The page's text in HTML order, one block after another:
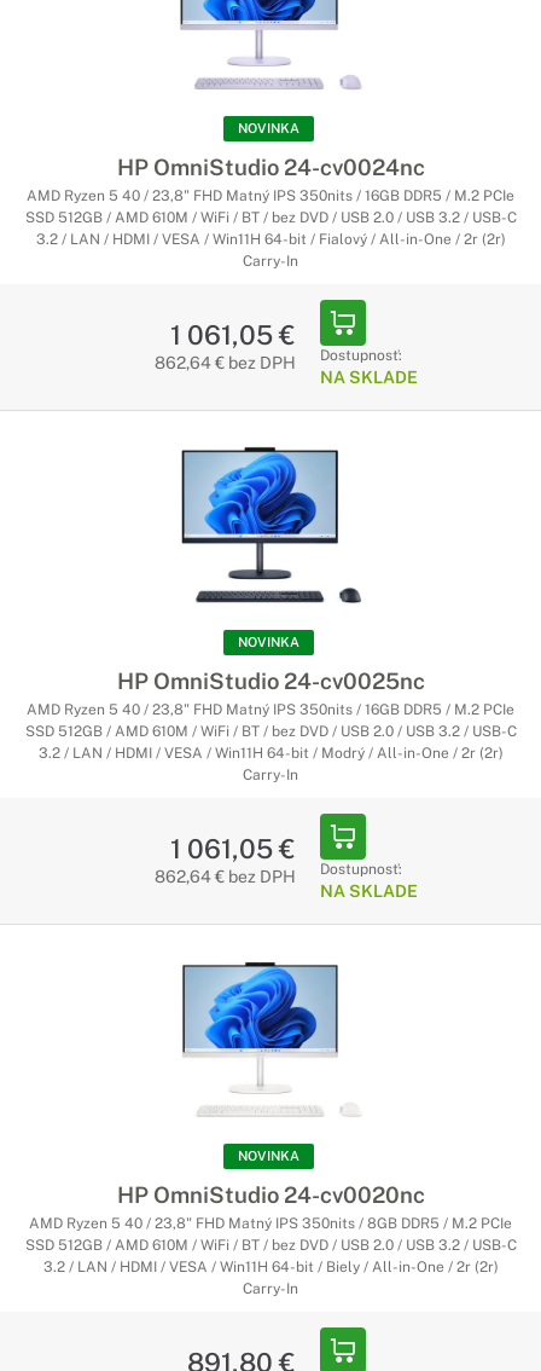
NOVINKA
HP OmniStudio 24-cv0024nc
AMD Ryzen 5 40 / 23,8" FHD Matný IPS 350nits / 16GB DDR5 / M.2 PCIe
SSD 512GB / AMD 610M / WiFi / BT / bez DVD / USB 2.0 / USB 3.2 / USB-C
3.2 / LAN / HDMI / VESA / Win11H 64-bit / Fialový / All-in-One / 2r (2r)
Carry-In
1 061,05 €
862,64 € bez DPH Dostupnosť:
NA SKLADE
NOVINKA
HP OmniStudio 24-cv0025nc
AMD Ryzen 5 40 / 23,8" FHD Matný IPS 350nits / 16GB DDR5 / M.2 PCIe
SSD 512GB / AMD 610M / WiFi / BT / bez DVD / USB 2.0 / USB 3.2 / USB-C
3.2 / LAN / HDMI / VESA / Win11H 64-bit / Modrý / All-in-One / 2r (2r)
Carry-In
1 061,05 €
862,64 € bez DPH Dostupnosť:
NA SKLADE
NOVINKA
HP OmniStudio 24-cv0020nc
AMD Ryzen 5 40 / 23,8" FHD Matný IPS 350nits / 8GB DDR5 / M.2 PCIe
SSD 512GB / AMD 610M / WiFi / BT / bez DVD / USB 2.0 / USB 3.2 / USB-C
3.2 / LAN / HDMI / VESA / Win11H 64-bit / Biely / All-in-One / 2r (2r)
Carry-In
891,80 €